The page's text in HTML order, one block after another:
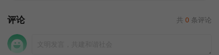
评论 共 0 条评论